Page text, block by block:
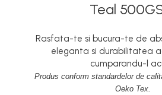
Teal
Rasfata-te si bucura-te de
eleganta si durabilitatea
cumparandu-l
Produs conform standardelor de
Oeko Tex.